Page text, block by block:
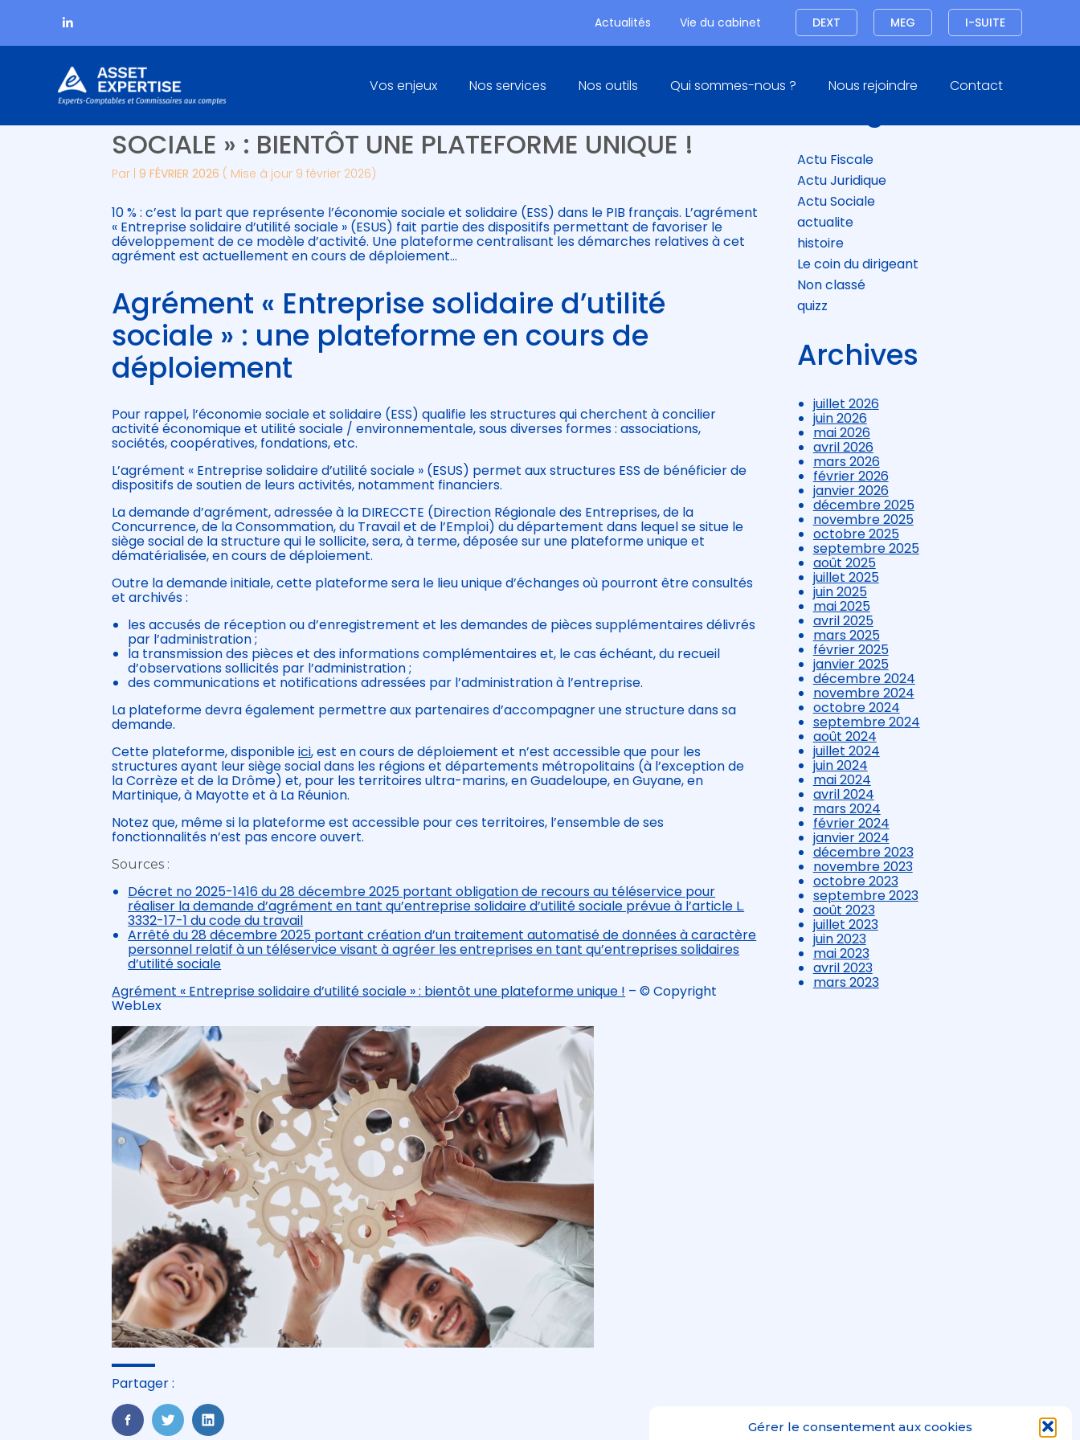
Gérer le consentement aux cookies
Actualités Vie du cabinet Connexion I-SUITE
MEG
DEXT
Aller
au
Principal
Vos enjeux Nos services Nos outils Qui sommes-nous ? Nous rejoindre Contact
AGRÉMENT « ENTREPRISE SOLIDAIRE D’UTILITÉ
SOCIALE » : BIENTÔT UNE PLATEFORME UNIQUE !
Par |9 FÉVRIER 2026 ( Mise à jour 9 février 2026)
10 % : c’est la part que représente l’économie sociale et solidaire (ESS) dans le PIB français. L’agrément
« Entreprise solidaire d’utilité sociale » (ESUS) fait partie des dispositifs permettant de favoriser le
développement de ce modèle d’activité. Une plateforme centralisant les démarches relatives à cet
agrément est actuellement en cours de déploiement…
Agrément « Entreprise solidaire d’utilité
sociale » : une plateforme en cours de
déploiement
Pour rappel, l’économie sociale et solidaire (ESS) qualifie les structures qui cherchent à concilier
activité économique et utilité sociale / environnementale, sous diverses formes : associations,
sociétés, coopératives, fondations, etc.
L’agrément « Entreprise solidaire d’utilité sociale » (ESUS) permet aux structures ESS de bénéficier de
dispositifs de soutien de leurs activités, notamment financiers.
La demande d’agrément, adressée à la DIRECCTE (Direction Régionale des Entreprises, de la
Concurrence, de la Consommation, du Travail et de l’Emploi) du département dans lequel se situe le
siège social de la structure qui le sollicite, sera, à terme, déposée sur une plateforme unique et
dématérialisée, en cours de déploiement.
Outre la demande initiale, cette plateforme sera le lieu unique d’échanges où pourront être consultés
et archivés :
les accusés de réception ou d’enregistrement et les demandes de pièces supplémentaires délivrés
par l’administration ;
la transmission des pièces et des informations complémentaires et, le cas échéant, du recueil
d’observations sollicités par l’administration ;
des communications et notifications adressées par l’administration à l’entreprise.
La plateforme devra également permettre aux partenaires d’accompagner une structure dans sa
demande.
Cette plateforme, disponibleici, est en cours de déploiement et n’est accessible que pour les
structures ayant leur siège social dans les régions et départements métropolitains (à l’exception de
la Corrèze et de la Drôme) et, pour les territoires ultra-marins, en Guadeloupe, en Guyane, en
Martinique, à Mayotte et à La Réunion.
Notez que, même si la plateforme est accessible pour ces territoires, l’ensemble de ses
fonctionnalités n’est pas encore ouvert.
Sources :
Décret no 2025-1416 du 28 décembre 2025 portant obligation de recours au téléservice pour
réaliser la demande d’agrément en tant qu’entreprise solidaire d’utilité sociale prévue à l’article L.
3332-17-1 du code du travail
Arrêté du 28 décembre 2025 portant création d’un traitement automatisé de données à caractère
personnel relatif à un téléservice visant à agréer les entreprises en tant qu’entreprises solidaires
d’utilité sociale
Agrément « Entreprise solidaire d’utilité sociale » : bientôt une plateforme unique ! – © Copyright
WebLex
Partager :
FaceBook
TwitterLinkedIn
Blog
Actu Fiscale
Actu Juridique
Actu Sociale
actualite
histoire
Le coin du dirigeant
Non classé
quizz
Archives
juillet 2026
juin 2026
mai 2026
avril 2026
mars 2026
février 2026
janvier 2026
décembre 2025
novembre 2025
octobre 2025
septembre 2025
août 2025
juillet 2025
juin 2025
mai 2025
avril 2025
mars 2025
février 2025
janvier 2025
décembre 2024
novembre 2024
octobre 2024
septembre 2024
août 2024
juillet 2024
juin 2024
mai 2024
avril 2024
mars 2024
février 2024
janvier 2024
décembre 2023
novembre 2023
octobre 2023
septembre 2023
août 2023
juillet 2023
juin 2023
mai 2023
avril 2023
mars 2023